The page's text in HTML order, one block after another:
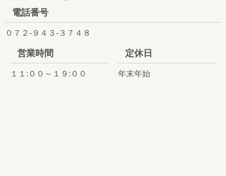
電話番号
０７２-９４３-３７４８
営業時間
１１:００～１９:００
定休日
年末年始